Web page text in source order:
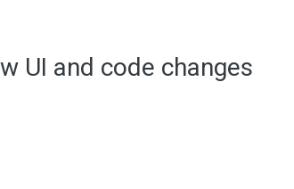
UI and code changes